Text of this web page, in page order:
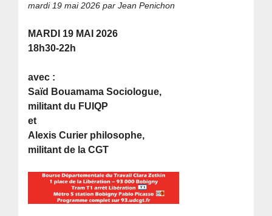
mardi 19 mai 2026 par Jean Penichon
MARDI 19 MAI 2026
18h30-22h
avec :
Saïd Bouamama Sociologue,
militant du FUIQP
et
Alexis Curier philosophe,
militant de la CGT